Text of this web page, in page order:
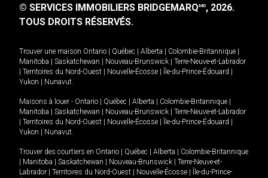
© SERVICES IMMOBILIERS BRIDGEMARQMD, 2026.
TOUS DROITS RÉSERVÉS.
Trouver une maison Ontario Québec Alberta Colombie-Britannique
Manitoba
Saskatchewan Nouveau-Brunswick
Terre-Neuve-et-Labrador
Territoires du Nord-Ouest Nouvelle-Écosse Île-du-Prince-Édouard
Yukon
Nunavut.
Maisons à louer - Ontario Québec Alberta Colombie-Britannique
Manitoba
Saskatchewan Nouveau-Brunswick
Terre-Neuve-et-Labrador
Territoires du Nord-Ouest Nouvelle-Écosse Île-du-Prince-Édouard
Yukon
Nunavut.
Trouver des courtiers en Ontario Québec Alberta
Colombie-Britannique
Manitoba Saskatchewan Nouveau-Brunswick
Terre-Neuve-et-
Labrador
Territoires du Nord-Ouest Nouvelle-Écosse
Île-du-Prince-